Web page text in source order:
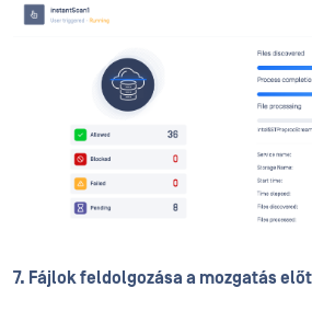
7. Fájlok feldolgozása a mozgatás